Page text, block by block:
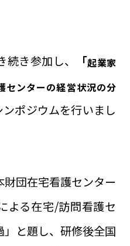
き参加し、 「起業家
センターの経営状況の分
ポジウムを行いまし
団在宅看護センター
よる在宅/訪問看護セ
と題し、研修後全国